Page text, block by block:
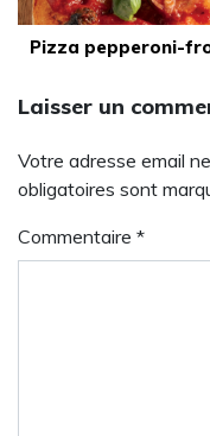
Pizza pepperoni-
Laisser un
Votre adresse email
obligatoires sont
Commentaire *